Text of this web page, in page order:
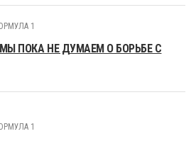
1
ПОКА НЕ ДУМАЕМ О БОРЬБЕ С
1